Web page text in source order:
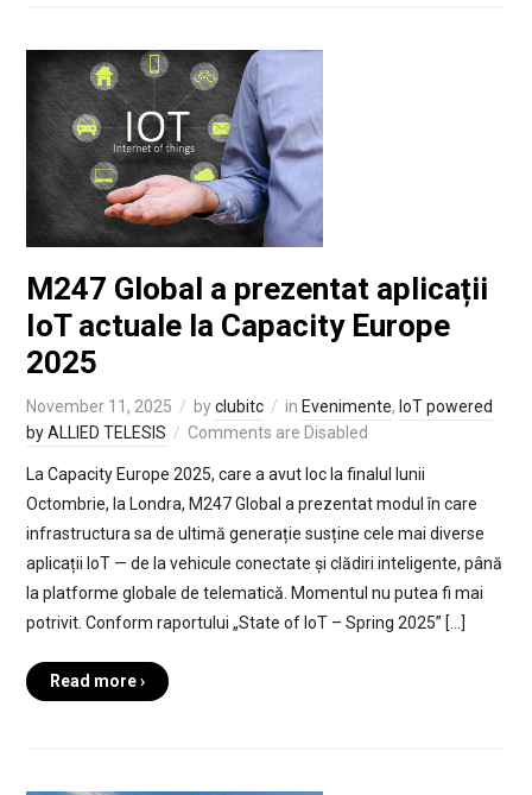
M247 Global a prezentat aplicații
IoT actuale la Capacity Europe
2025
November 11, 2025 byclubitc in Evenimente, IoT powered
by ALLIED TELESIS
Comments are Disabled
La Capacity Europe 2025, care a avut loc la finalul lunii
Octombrie, la Londra, M247 Global a prezentat modul în care
infrastructura sa de ultimă generație susține cele mai diverse
aplicații IoT — de la vehicule conectate și clădiri inteligente, până
la platforme globale de telematică. Momentul nu putea fi mai
potrivit. Conform raportului „State of IoT – Spring 2025” […]
Read more ›